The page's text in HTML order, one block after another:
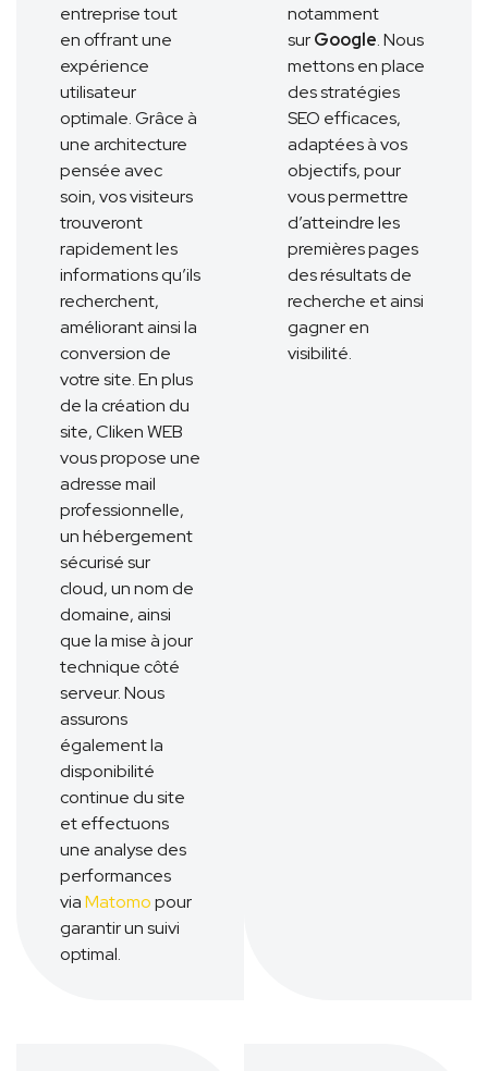
entreprise tout
en offrant une
expérience
utilisateur
optimale. Grâce à
une architecture
pensée avec
soin, vos visiteurs
trouveront
rapidement les
informations qu’ils
recherchent,
améliorant ainsi la
conversion de
votre site. En plus
de la création du
site, Cliken WEB
vous propose une
adresse mail
professionnelle,
un hébergement
sécurisé sur
cloud, un nom de
domaine, ainsi
que la mise à jour
technique côté
serveur. Nous
assurons
également la
disponibilité
continue du site
et effectuons
une analyse des
performances
viaMatomopour
garantir un suivi
optimal.
notamment
surGoogle. Nous
mettons en place
des stratégies
SEO efficaces,
adaptées à vos
objectifs, pour
vous permettre
d’atteindre les
premières pages
des résultats de
recherche et ainsi
gagner en
visibilité.